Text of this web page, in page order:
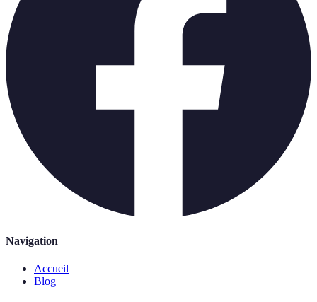
Navigation
Accueil
Blog